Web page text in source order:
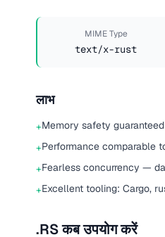
MIME Type
text/x-rust
लाभ
+Memory safety
+Performance comparable
+Fearless concurrency —
+Excellent tooling: Cargo,
.RS कब उपयोग करें